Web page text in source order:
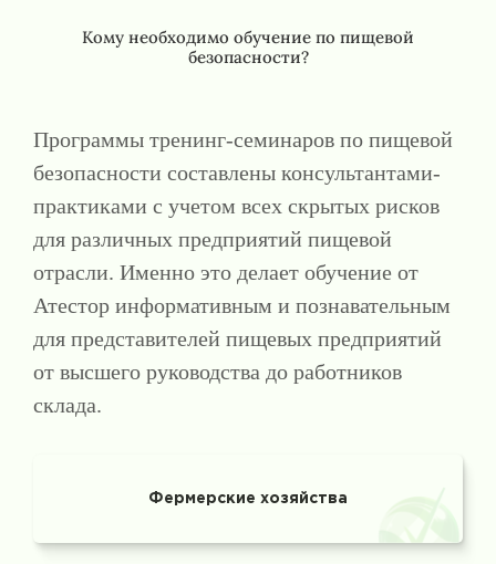
Кому необходимо обучение по пищевой
безопасности?
Программы тренинг-семинаров по пищевой
безопасности составлены консультантами-
практиками с учетом всех скрытых рисков
для различных предприятий пищевой
отрасли. Именно это делает обучение от
Атестор информативным и познавательным
для представителей пищевых предприятий
от высшего руководства до работников
склада.
Фермерские хозяйства